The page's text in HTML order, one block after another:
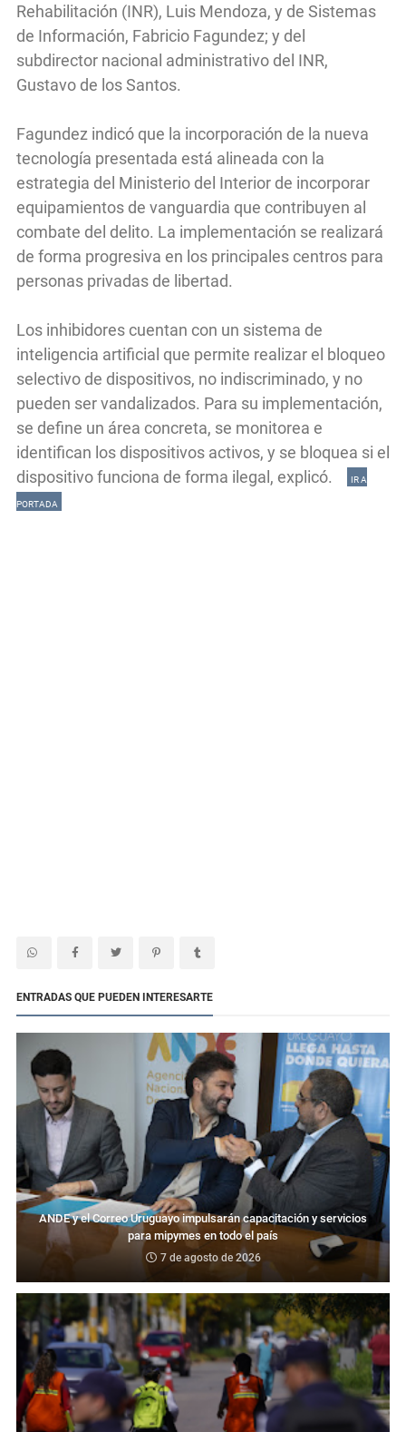
Rehabilitación (INR), Luis Mendoza, y de Sistemas
de Información, Fabricio Fagundez; y del
subdirector nacional administrativo del INR,
Gustavo de los Santos.
Fagundez indicó que la incorporación de la nueva
tecnología presentada está alineada con la
estrategia del Ministerio del Interior de incorporar
equipamientos de vanguardia que contribuyen al
combate del delito. La implementación se realizará
de forma progresiva en los principales centros para
personas privadas de libertad.
Los inhibidores cuentan con un sistema de
inteligencia artificial que permite realizar el bloqueo
selectivo de dispositivos, no indiscriminado, y no
pueden ser vandalizados. Para su implementación,
se define un área concreta, se monitorea e
identifican los dispositivos activos, y se bloquea si el
dispositivo funciona de forma ilegal, explicó.
IR A
PORTADA
ENTRADAS QUE PUEDEN INTERESARTE
ANDE y el Correo Uruguayo impulsarán capacitación y servicios
para mipymes en todo el país
7 de agosto de 2026